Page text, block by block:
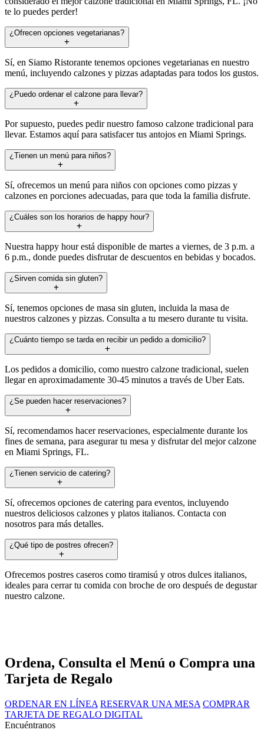
te lo puedes perder!
¿Ofrecen opciones vegetarianas?
Sí, en Siamo Ristorante tenemos opciones vegetarianas en nuestro
menú, incluyendo calzones y pizzas adaptadas para todos los gustos.
¿Puedo ordenar el calzone para llevar?
Por supuesto, puedes pedir nuestro famoso calzone tradicional para
llevar. Estamos aquí para satisfacer tus antojos en Miami Springs.
¿Tienen un menú para niños?
Sí, ofrecemos un menú para niños con opciones como pizzas y
calzones en porciones adecuadas, para que toda la familia disfrute.
¿Cuáles son los horarios de happy hour?
Nuestra happy hour está disponible de martes a viernes, de 3 p.m. a
6 p.m., donde puedes disfrutar de descuentos en bebidas y bocados.
¿Sirven comida sin gluten?
Sí, tenemos opciones de masa sin gluten, incluida la masa de
nuestros calzones y pizzas. Consulta a tu mesero durante tu visita.
¿Cuánto tiempo se tarda en recibir un pedido a domicilio?
Los pedidos a domicilio, como nuestro calzone tradicional, suelen
llegar en aproximadamente 30-45 minutos a través de Uber Eats.
¿Se pueden hacer reservaciones?
Sí, recomendamos hacer reservaciones, especialmente durante los
fines de semana, para asegurar tu mesa y disfrutar del mejor calzone
en Miami Springs, FL.
¿Tienen servicio de catering?
Sí, ofrecemos opciones de catering para eventos, incluyendo
nuestros deliciosos calzones y platos italianos. Contacta con
nosotros para más detalles.
¿Qué tipo de postres ofrecen?
Ofrecemos postres caseros como tiramisú y otros dulces italianos,
ideales para cerrar tu comida con broche de oro después de degustar
nuestro calzone.
Ordena, Consulta el Menú o Compra una
Tarjeta de Regalo
ORDENAR EN LÍNEA RESERVAR UNA MESA COMPRAR
TARJETA DE REGALO DIGITAL
Encuéntranos